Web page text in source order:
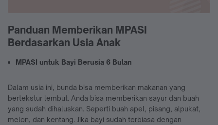
Panduan Memberikan MPASI
Berdasarkan Usia Anak
MPASI untuk Bayi Berusia 6 Bulan
Dalam usia ini, bunda bisa memberikan makanan yang
bertekstur lembut. Anda bisa memberikan sayur dan buah
yang sudah dihaluskan. Seperti buah apel, pisang, alpukat,
melon, dan kentang. Jika bayi sudah terbiasa dengan